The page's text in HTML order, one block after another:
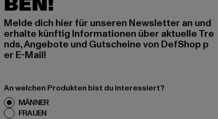
Melde dich hier für unseren Newsletter an und
erhalte künftig Informationen über aktuelle Tre
nds, Angebote und Gutscheine von DefShop p
er E-Mail!
An welchen Produkten bist du interessiert?
MÄNNER
FRAUEN